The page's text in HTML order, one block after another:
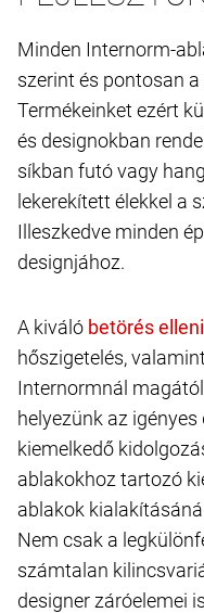
Minden Internorm-
szerint és pontosan
Termékeinket ezért
és designokban
síkban futó vagy
lekerekített élekkel a
Illeszkedve minden
designjához.
A kiváló
hőszigetelés,
Internormnál
helyezünk az
kiemelkedő
ablakokhoz tartozó
ablakok
Nem csak a
számtalan
designer záróelemei